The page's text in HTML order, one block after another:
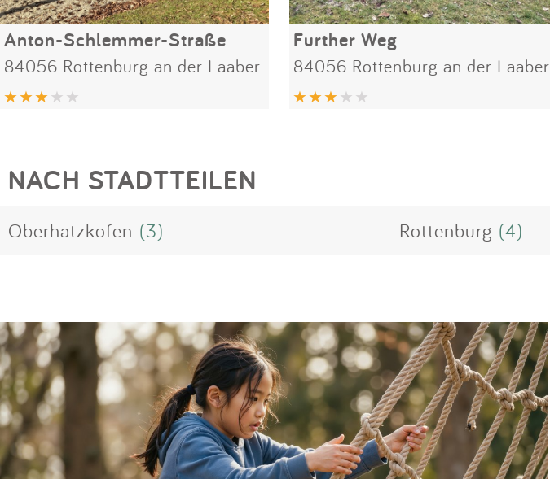
Anton-Schlemmer-Straße
84056 Rottenburg an der Laaber
Further Weg
84056 Rottenburg an der Laaber
NACH STADTTEILEN
Oberhatzkofen (3) Rottenburg (4)